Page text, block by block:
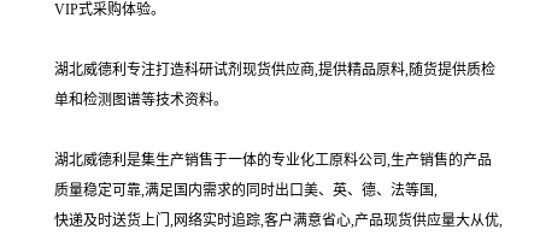
VIP式采购体验。
湖北威德利专注打造科研试剂现货供应商,提供精品原料,随货提供质检
单和检测图谱等技术资料。
湖北威德利是集生产销售于一体的专业化工原料公司,生产销售的产品
质量稳定可靠,满足国内需求的同时出口美、英、德、法等国,
快递及时送货上门,网络实时追踪,客户满意省心,产品现货供应量大从优,